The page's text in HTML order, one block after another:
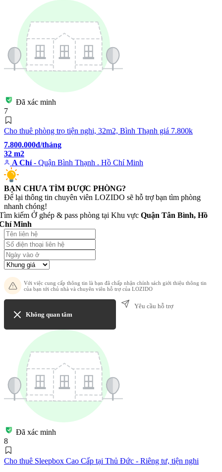
Đã xác minh
7
Cho thuê phòng trọ tiện nghi, 32m2, Bình Thạnh giá 7.800k
7.800.000đ/tháng
32 m2
A Chí- Quận Bình Thạnh . Hồ Chí Minh
BẠN CHƯA TÌM ĐƯỢC PHÒNG?
Để lại thông tin chuyên viên LOZIDO sẽ hỗ trợ bạn tìm phòng
nhanh chóng!
kiếm Ở ghép & pass phòng tại Khu vực Quận Tân Bình, Hồ
Minh
Với việc cung cấp thông tin là bạn đã chấp nhận chính sách giới thiệu thông tin
của bạn tới chủ nhà và chuyên viên hỗ trợ của LOZIDO
Không quan tâm
Yêu cầu hỗ trợ
Đã xác minh
8
Cho thuê Sleepbox Cao Cấp tại Thủ Đức - Riêng tư, tiện nghi